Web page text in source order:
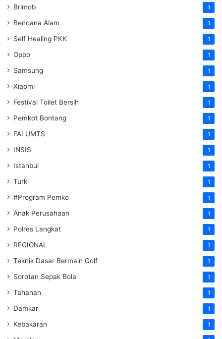
Brimob 1
Bencana Alam 1
Self Healing PKK 1
Oppo 1
Samsung 1
Xiaomi 1
Festival Toilet Bersih 1
Pemkot Bontang 1
FAI UMTS 1
INSIS 1
Istanbul 1
Turki 1
#Program Pemko 1
Anak Perusahaan 1
Polres Langkat 1
REGIONAL 1
Teknik Dasar Bermain Golf 1
Sorotan Sepak Bola 1
Tahanan 1
Damkar 1
Kebakaran 1